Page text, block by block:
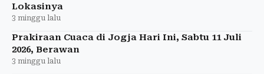
Lokasinya
3 minggu lalu
Prakiraan Cuaca di Jogja Hari Ini, Sabtu 11 Juli
2026, Berawan
3 minggu lalu